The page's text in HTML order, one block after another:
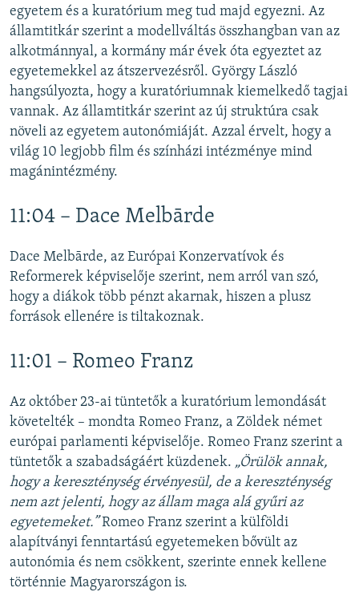
egyetem és a kuratórium meg tud majd egyezni. Az
államtitkár szerint a modellváltás összhangban van az
alkotmánnyal, a kormány már évek óta egyeztet az
egyetemekkel az átszervezésről. György László
hangsúlyozta, hogy a kuratóriumnak kiemelkedő tagjai
vannak. Az államtitkár szerint az új struktúra csak
növeli az egyetem autonómiáját. Azzal érvelt, hogy a
világ 10 legjobb film és színházi intézménye mind
magánintézmény.
11:04 – Dace Melbārde
Dace Melbārde, az Európai Konzervatívok és
Reformerek képviselője szerint, nem arról van szó,
hogy a diákok több pénzt akarnak, hiszen a plusz
források ellenére is tiltakoznak.
11:01 – Romeo Franz
Az október 23-ai tüntetők a kuratórium lemondását
követelték – mondta Romeo Franz, a Zöldek német
európai parlamenti képviselője. Romeo Franz szerint a
tüntetők a szabadságáért küzdenek. „Örülök annak,
hogy a kereszténység érvényesül, de a kereszténység
nem azt jelenti, hogy az állam maga alá gyűri az
egyetemeket.”Romeo Franz szerint a külföldi
alapítványi fenntartású egyetemeken bővült az
autonómia és nem csökkent, szerinte ennek kellene
történnie Magyarországon is.